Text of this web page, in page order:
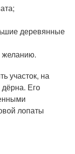
деревянные
желанию.
участок, на
дёрна. Его
лопаты